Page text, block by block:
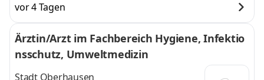
vor 4 Tagen
Ärztin/Arzt im Fachbereich Hygiene, Infektio
nsschutz, Umweltmedizin
Stadt Oberhausen